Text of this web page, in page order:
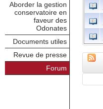
Aborder la gestion
conservatoire en
faveur des
Odonates
Documents utiles
Revue de presse
Forum